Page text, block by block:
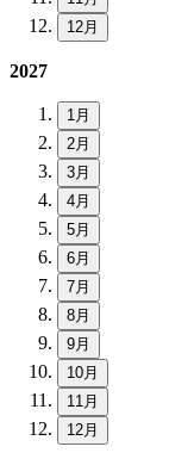
12月
2027
1月
2月
3月
4月
5月
6月
7月
8月
9月
10月
11月
12月